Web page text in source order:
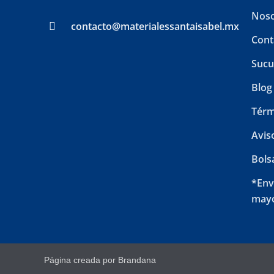
contacto@materialessantaisabel.mx
Blog
Página creada por Brandana